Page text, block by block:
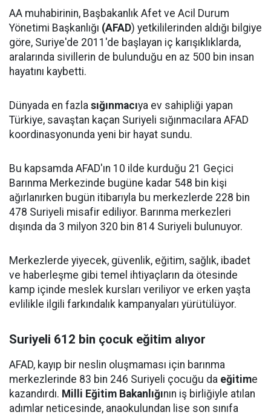
AA muhabirinin, Başbakanlık Afet ve Acil Durum
Yönetimi Başkanlığı (AFAD) yetkililerinden aldığı bilgiye
göre, Suriye'de 2011'de başlayan iç karışıklıklarda,
aralarında sivillerin de bulunduğu en az 500 bin insan
hayatını kaybetti.
Dünyada en fazla sığınmacıya ev sahipliği yapan
Türkiye, savaştan kaçan Suriyeli sığınmacılara AFAD
koordinasyonunda yeni bir hayat sundu.
Bu kapsamda AFAD'ın 10 ilde kurduğu 21 Geçici
Barınma Merkezinde bugüne kadar 548 bin kişi
ağırlanırken bugün itibarıyla bu merkezlerde 228 bin
478 Suriyeli misafir ediliyor. Barınma merkezleri
dışında da 3 milyon 320 bin 814 Suriyeli bulunuyor.
Merkezlerde yiyecek, güvenlik, eğitim, sağlık, ibadet
ve haberleşme gibi temel ihtiyaçların da ötesinde
kamp içinde meslek kursları veriliyor ve erken yaşta
evlilikle ilgili farkındalık kampanyaları yürütülüyor.
Suriyeli 612 bin çocuk eğitim alıyor
AFAD, kayıp bir neslin oluşmaması için barınma
merkezlerinde 83 bin 246 Suriyeli çocuğu da eğitime
kazandırdı. Milli Eğitim Bakanlığının iş birliğiyle atılan
adımlar neticesinde, anaokulundan lise son sınıfa